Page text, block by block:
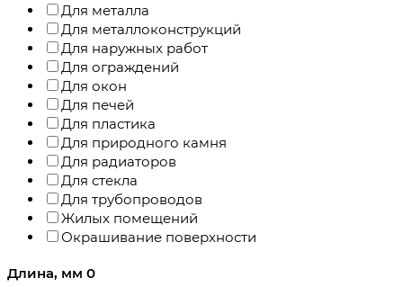
Для металла
Для металлоконструкций
Для наружных работ
Для ограждений
Для окон
Для печей
Для пластика
Для природного камня
Для радиаторов
Для стекла
Для трубопроводов
Жилых помещений
Окрашивание поверхности
Длина, мм 0